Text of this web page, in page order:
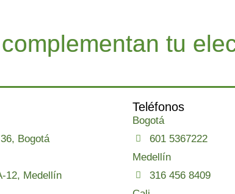
tu
Bogotá
12, Medellín
Teléfonos
Bogotá
601 5367222
Medellín
316 456 8409